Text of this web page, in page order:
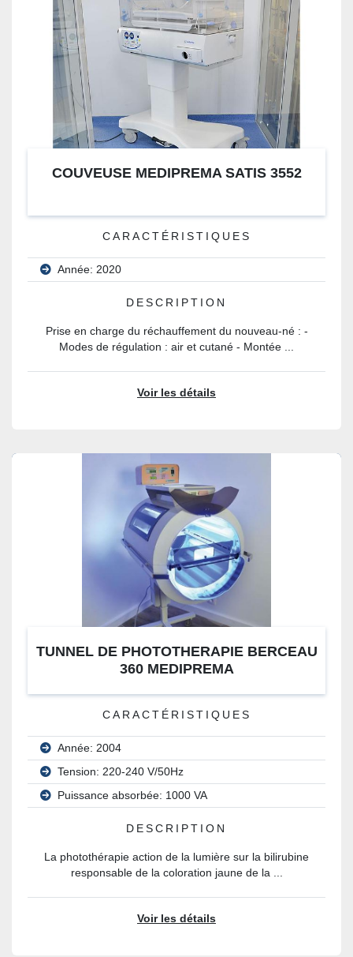
COUVEUSE MEDIPREMA SATIS 3552
CARACTÉRISTIQUES
Année: 2020
DESCRIPTION
Prise en charge du réchauffement du nouveau-né : -
Modes de régulation : air et cutané - Montée ...
Voir les détails
TUNNEL DE PHOTOTHERAPIE BERCEAU
360 MEDIPREMA
CARACTÉRISTIQUES
Année: 2004
Tension: 220-240 V/50Hz
Puissance absorbée: 1000 VA
DESCRIPTION
La photothérapie action de la lumière sur la bilirubine
responsable de la coloration jaune de la ...
Voir les détails